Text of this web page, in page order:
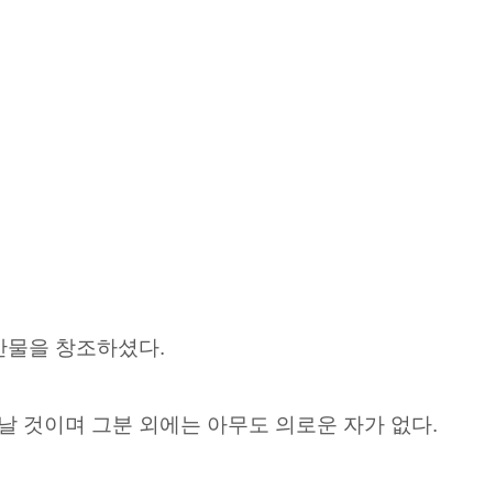
물을 창조하셨다.
것이며 그분 외에는 아무도 의로운 자가 없다.